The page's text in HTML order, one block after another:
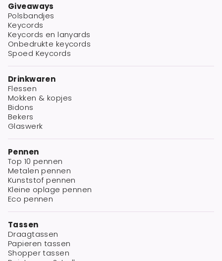
Giveaways
Polsbandjes
Keycords
Keycords en lanyards
Onbedrukte keycords
Spoed Keycords
Drinkwaren
Flessen
Mokken & kopjes
Bidons
Bekers
Glaswerk
Pennen
Top 10 pennen
Metalen pennen
Kunststof pennen
Kleine oplage pennen
Eco pennen
Tassen
Draagtassen
Papieren tassen
Shopper tassen